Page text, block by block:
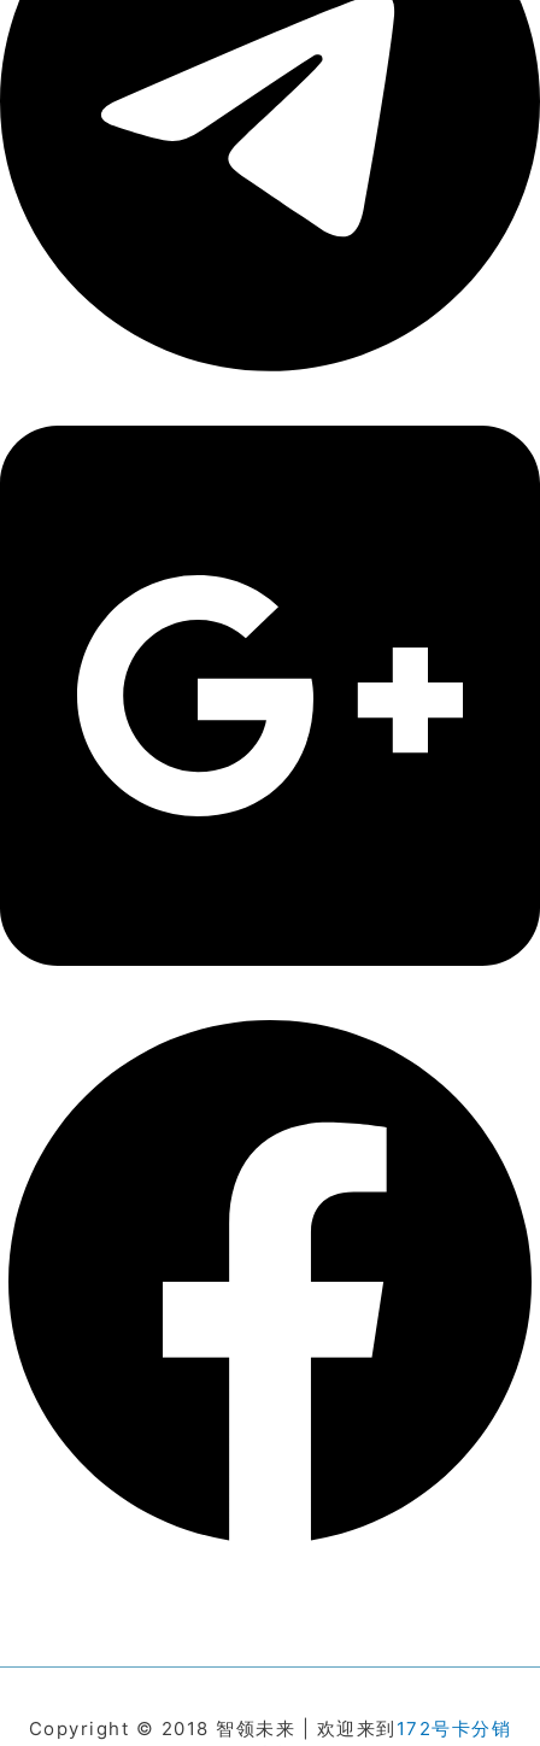
Copyright © 2018 智领未来 | 欢迎来到 172号卡分销